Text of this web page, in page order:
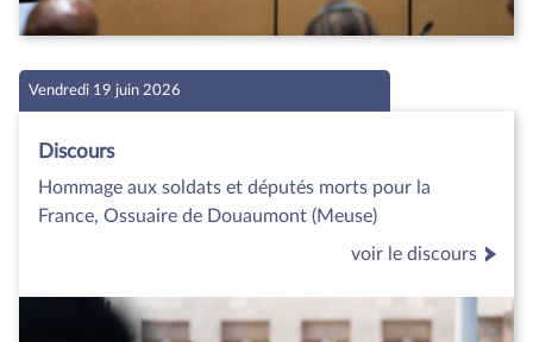
Vendredi 19 juin 2026
Discours
Hommage aux soldats et députés morts pour la
France, Ossuaire de Douaumont (Meuse)
voir le discours